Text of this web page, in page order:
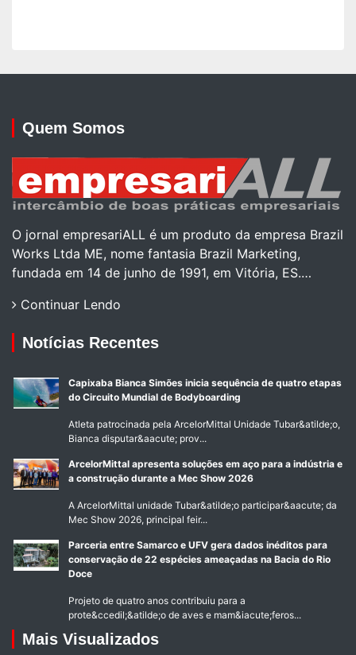
Quem Somos
O jornal empresariALL é um produto da empresa Brazil
Works Ltda ME, nome fantasia Brazil Marketing,
fundada em 14 de junho de 1991, em Vitória, ES.…
Continuar Lendo
Notícias Recentes
Capixaba Bianca Simões inicia sequência de quatro etapas
do Circuito Mundial de Bodyboarding
Atleta patrocinada pela ArcelorMittal Unidade Tubar&atilde;o,
Bianca disputar&aacute; prov...
ArcelorMittal apresenta soluções em aço para a indústria e
a construção durante a Mec Show 2026
A ArcelorMittal unidade Tubar&atilde;o participar&aacute; da
Mec Show 2026, principal feir...
Parceria entre Samarco e UFV gera dados inéditos para
conservação de 22 espécies ameaçadas na Bacia do Rio
Doce
Projeto de quatro anos contribuiu para a
prote&ccedil;&atilde;o de aves e mam&iacute;feros...
Mais Visualizados